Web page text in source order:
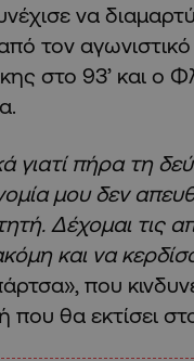
να
τον
στο 93’ και ο
πήρα τη
μου δεν
Δέχομαι τις
και να
που
που θα εκτίσει